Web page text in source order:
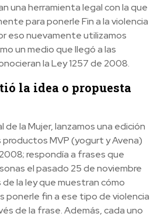
una herramienta legal con la que
para ponerle Fin a la violencia
eso nuevamente utilizamos
un medio que llegó a las
la Ley 1257 de 2008.
la idea o propuesta
de la Mujer, lanzamos una edición
MVP (yogurt y Avena)
respondía a frases que
el pasado 25 de noviembre
la ley que muestran cómo
ponerle fin a ese tipo de violencia
de la frase. Además, cada uno